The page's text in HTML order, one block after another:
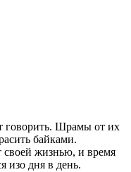
говорить. Шрамы от их
байками.
жизнью, и время
изо дня в день.